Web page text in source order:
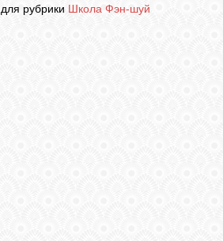
, для рубрики Школа Фэн-шуй